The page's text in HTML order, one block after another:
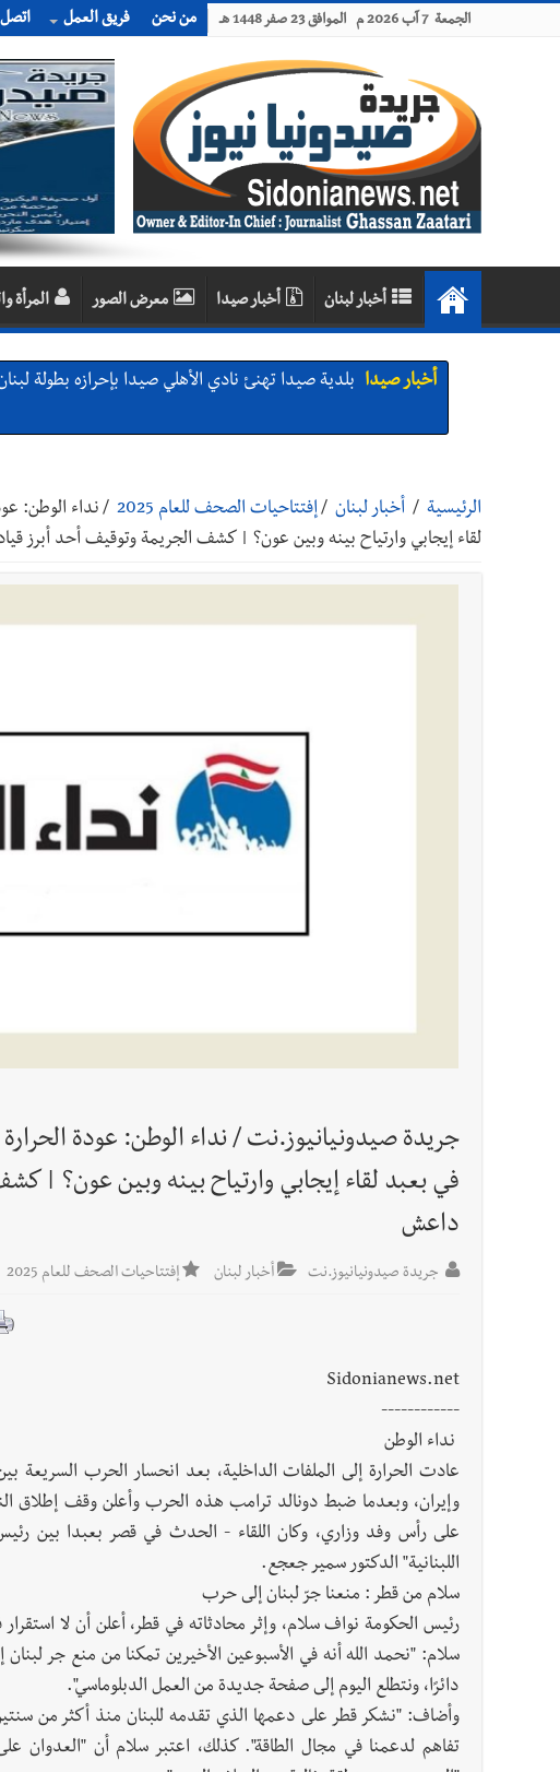
الجمعة 7 آب 2026 م الموافق 23 صفر 1448 هـ من نحن فريق العمل اتصل
أخبار لبنان أخبار صيدا معرض الصور المرأة
أخبار صيدا بلدية صيدا تهنئ نادي الأهلي صيدا بإحرازه بطولة لبنان
أخبار صيدا بالصور: رئيسا بلديتي صيدا وصور يشاركان في ورشة
الرئيس بري يدعو الى جلسة عامة في 11 و12 الحالي
قوى الأمن الداخلي : توقيف منفّذ عمليات نشل في
أخبار لبنان جولة ثامنة مطلع أيلول... و3 أيام من الأخذ والردّ من دون نتائج حاسمة !
تستمر هذه المعاناة التي تمزق القلوب والضمائر؟
الرئيسية / أخبار لبنان /إفتتاحيات الصحف للعام 2025 / نداء الوطن:
لقاء إيجابي وارتياح بينه وبين عون؟ | كشف الجريمة وتوقيف أحد أبرز
جريدة صيدونيانيوز.نت / نداء الوطن: عودة
في بعبد لقاء إيجابي وارتياح بينه وبين عون؟ |
داعش
جريدة صيدونيانيوز.نت أخبار لبنان إفتتاحيات الصحف للعام 2025
Sidonianews.net
------------
نداء الوطن
عادت الحرارة إلى الملفات الداخلية، بعد انحسار الحرب السريعة بين
وإيران، وبعدما ضبط دونالد ترامب هذه الحرب وأعلن وقف إطلاق
على رأس وفد وزاري، وكان اللقاء - الحدث في قصر بعبدا بين
اللبنانية" الدكتور سمير جعجع.
سلام من قطر : منعنا جرّ لبنان إلى حرب
رئيس الحكومة نواف سلام، وإثر محادثاته في قطر، أعلن أن لا
سلام: "نحمد الله أنه في الأسبوعين الأخيرين تمكنا من منع جر
دائرًا، ونتطلع اليوم إلى صفحة جديدة من العمل الدبلوماسي".
وأضاف: "نشكر قطر على دعمها الذي تقدمه للبنان منذ أكثر من
تفاهم لدعمنا في مجال الطاقة". كذلك، اعتبر سلام أن "العدوان على